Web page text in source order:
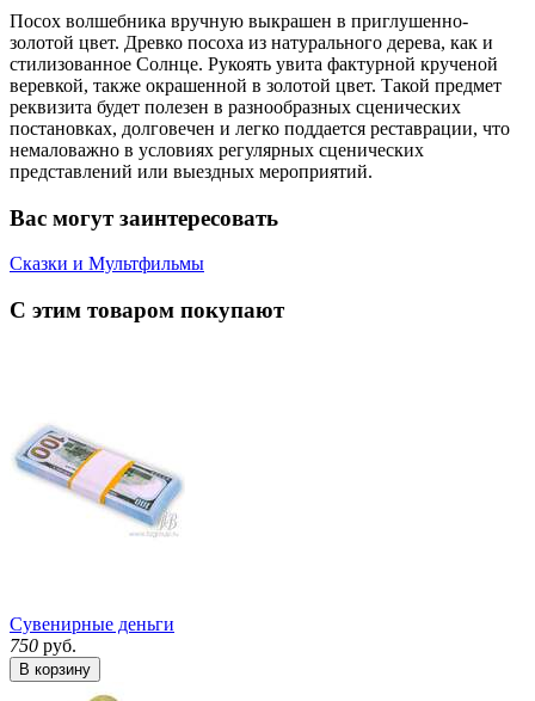
Посох волшебника вручную выкрашен в приглушенно-
золотой цвет. Древко посоха из натурального дерева, как и
стилизованное Солнце. Рукоять увита фактурной крученой
веревкой, также окрашенной в золотой цвет. Такой предмет
реквизита будет полезен в разнообразных сценических
постановках, долговечен и легко поддается реставрации, что
немаловажно в условиях регулярных сценических
представлений или выездных мероприятий.
Вас могут заинтересовать
Сказки и Мультфильмы
С этим товаром покупают
Сувенирные деньги
750 руб.
В корзину